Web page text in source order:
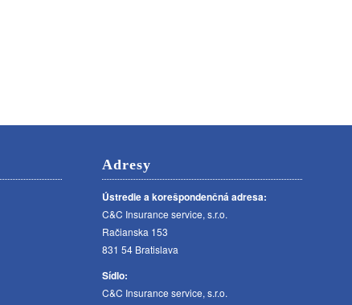
Adresy
Ústredie a korešpondenčná adresa:
C&C Insurance service, s.r.o.
Račianska 153
831 54 Bratislava
Sídlo:
C&C Insurance service, s.r.o.